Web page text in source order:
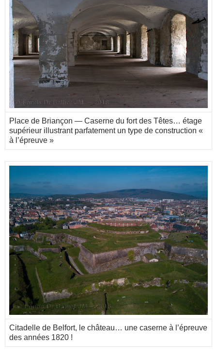
Place de Briançon — Caserne du fort des Têtes… étage
supérieur illustrant parfatement un type de construction «
à l’épreuve »
Citadelle de Belfort, le château… une caserne à l’épreuve
des années 1820 !